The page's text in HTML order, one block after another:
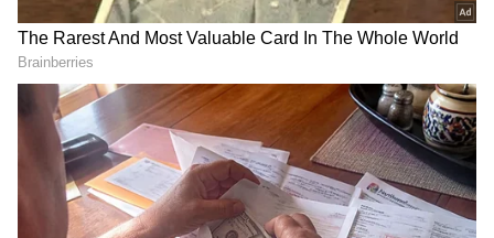
జ్ఞానాంబ కూర్చుని ఇందాక జానకి మాట్లాడిన మాటలు
గురించి ఆలోచిస్తూ ఉంటుంది. అప్పుడే రామా అక్కడికి
వచ్చి, జానకి పుస్తకాలు జ్ఞానాంబికి ఇచ్చి జానకి గారు ఇంక
ఐపీఎస్ చదువుని వదిలేస్తా అన్నారు. ఇంక నా గురించి